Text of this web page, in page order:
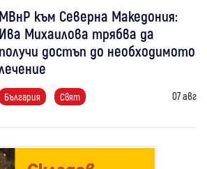
МВнР към Северна Македония:
Ива Михаилова трябва да
получи достъп до необходимото
България Свят 07 авг